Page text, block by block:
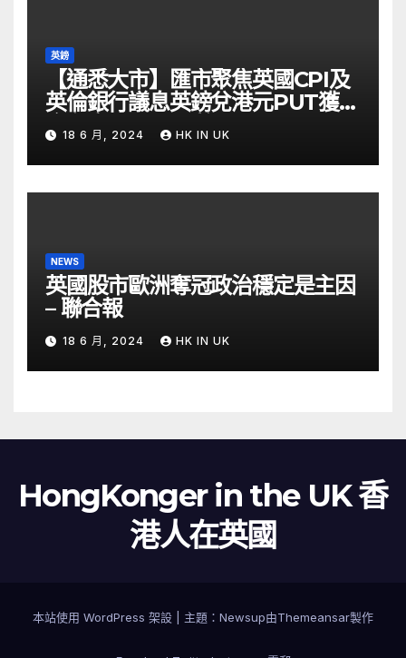
英鎊
【通悉大市】匯市聚焦英國CPI及
英倫銀行議息英鎊兌港元PUT獲資
金留意 – Now 財經
18 6 月, 2024 HK IN UK
NEWS
英國股市歐洲奪冠政治穩定是主因
– 聯合報
18 6 月, 2024 HK IN UK
HongKonger in the UK 香
港人在英國
本站使用 WordPress 架設 主題： Newsup由Themeansar製作